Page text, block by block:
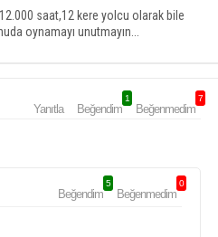
saat,12 kere yolcu olarak bile
oynamayı unutmayın...
Yanıtla Beğendim
1
Beğenmedim
7
Beğendim
5
Beğenmedim
0